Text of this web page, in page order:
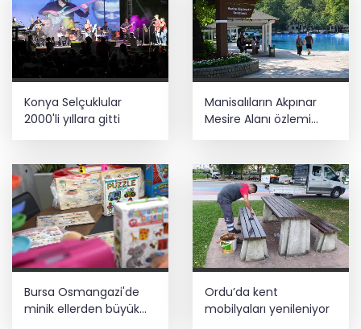
Konya Selçuklular
2000'li yıllara gitti
Manisalıların Akpınar
Mesire Alanı özlemi
Bursa Osmangazi'de
minik ellerden büyük
Ordu’da kent
mobilyaları yenileniyor